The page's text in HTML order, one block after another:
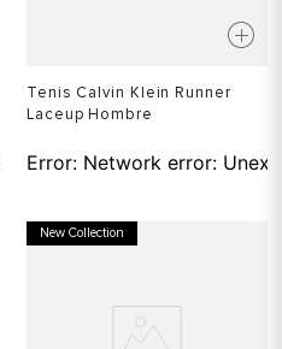
token T in JSON at
Tenis Calvin Klein Runner
Laceup Hombre
Error: Network error:
New Collection